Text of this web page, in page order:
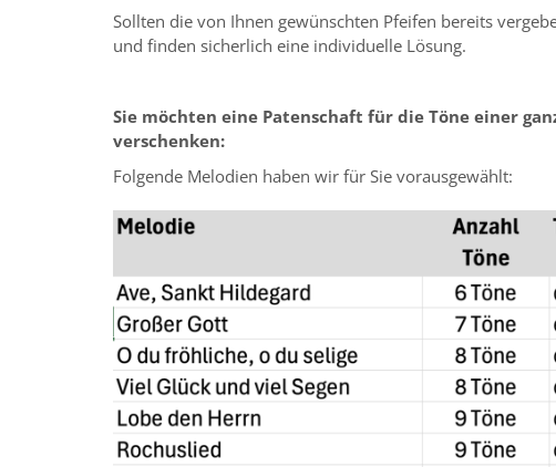
Sollten die von Ihnen gewünschten Pfeifen bereits
und finden sicherlich eine individuelle Lösung.
Sie möchten eine Patenschaft für die Töne einer
verschenken:
Folgende Melodien haben wir für Sie vorausgewählt: